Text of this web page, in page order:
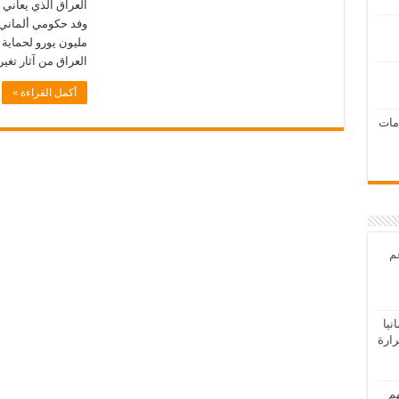
العراق الذي
مليون يورو
العراق من آثار
أكمل القراءة »